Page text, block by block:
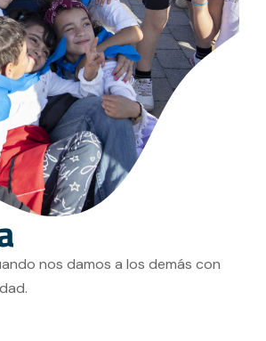
nos damos a los demás con